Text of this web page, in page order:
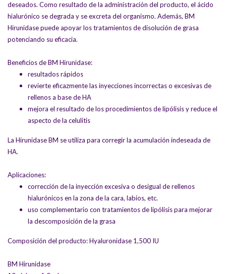
deseados. Como resultado de la administración del producto, el ácido
hialurónico se degrada y se excreta del organismo. Además, BM
Hirunidase puede apoyar los tratamientos de disolución de grasa
potenciando su eficacia.
Beneficios de BM Hirunidase:
resultados rápidos
revierte eficazmente las inyecciones incorrectas o excesivas de
rellenos a base de HA
mejora el resultado de los procedimientos de lipólisis y reduce el
aspecto de la celulitis
La Hirunidase BM se utiliza para corregir la acumulación indeseada de
HA.
Aplicaciones:
corrección de la inyección excesiva o desigual de rellenos
hialurónicos en la zona de la cara, labios, etc.
uso complementario con tratamientos de lipólisis para mejorar
la descomposición de la grasa
Composición del producto: Hyaluronidase 1,500 IU
BM Hirunidase